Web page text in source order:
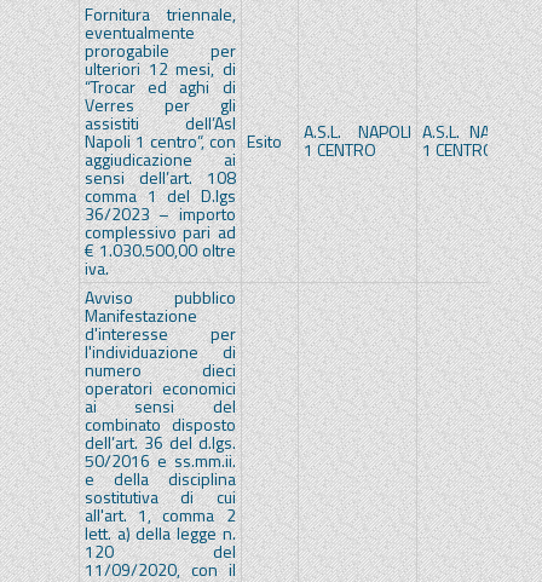
Fornitura triennale,
eventualmente
prorogabile per
ulteriori 12 mesi, di
“Trocar ed aghi di
Verres per gli
assistiti dell’Asl
Napoli 1 centro”, con
aggiudicazione ai
sensi dell’art. 108
comma 1 del D.lgs
36/2023 – importo
complessivo pari ad
€ 1.030.500,00 oltre
iva.
Esito A.S.L. NAPOLI
1 CENTRO
A.S.L. NAPOLI
1 CENTRO
Avviso pubblico
Manifestazione
d'interesse per
l'individuazione di
numero dieci
operatori economici
ai sensi del
combinato disposto
dell’art. 36 del d.lgs.
50/2016 e ss.mm.ii.
e della disciplina
sostitutiva di cui
all'art. 1, comma 2
lett. a) della legge n.
120 del
11/09/2020, con il